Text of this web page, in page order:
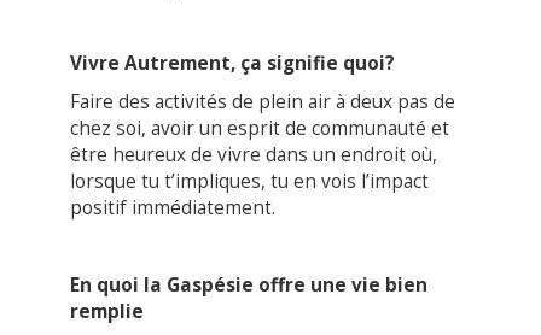
Vivre Autrement, ça signifie quoi?
Faire des activités de plein air à deux pas de
chez soi, avoir un esprit de communauté et
être heureux de vivre dans un endroit où,
lorsque tu t’impliques, tu en vois l’impact
positif immédiatement.
En quoi la Gaspésie offre une vie bien
remplie